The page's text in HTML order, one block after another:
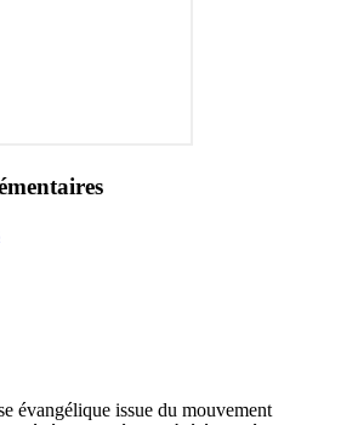
évangélique issue du mouvement